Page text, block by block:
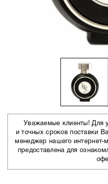
Уважаемые клиенты! Для
и точных сроков поставки
менеджер нашего интернет-
предоставлена для